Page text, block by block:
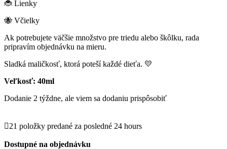
🐞 Lienky
🐝 Včielky
Ak potrebujete väčšie množstvo pre triedu alebo škôlku, rada
pripravím objednávku na mieru.
Sladká maličkosť, ktorá poteší každé dieťa. 💛
Veľkosť: 40ml
Dodanie 2 týždne, ale viem sa dodaniu prispôsobiť
21 položky predané za posledné 24 hours
Dostupné na objednávku